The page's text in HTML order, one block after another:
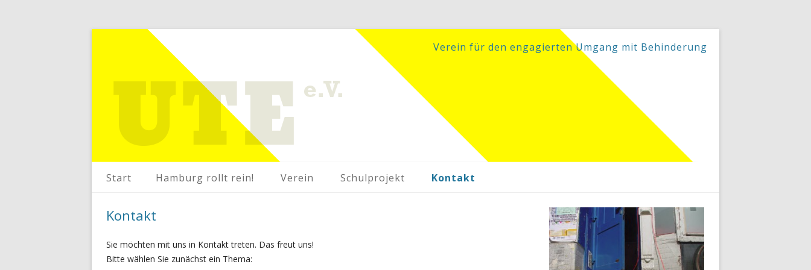
Verein für den engagierten Umgang mit Behinderung
Start Hamburg rollt rein! Verein Schulprojekt Kontakt
Kontakt
Sie möchten mit uns in Kontakt treten. Das freut uns!
Bitte wählen Sie zunächst ein Thema: